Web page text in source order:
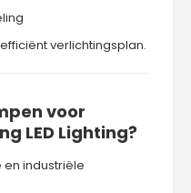
verlichtingsplan.
voor
LED Lighting?
en industriële